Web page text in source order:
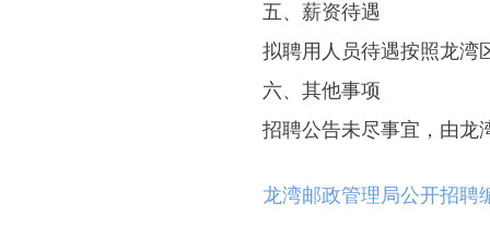
五、薪资待遇
拟聘用人员待遇按照龙湾
六、其他事项
招聘公告未尽事宜，由龙
龙湾邮政管理局公开招聘